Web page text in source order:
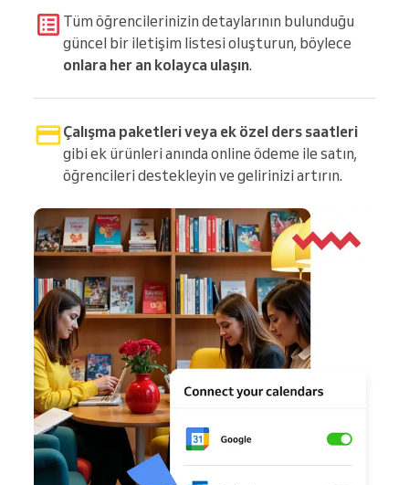
Tüm öğrencilerinizin detaylarının bulunduğu
güncel bir iletişim listesi oluşturun, böylece
onlara her an kolayca ulaşın.
Çalışma paketleri veya ek özel ders saatleri
gibi ek ürünleri anında online ödeme ile satın,
öğrencileri destekleyin ve gelirinizi artırın.